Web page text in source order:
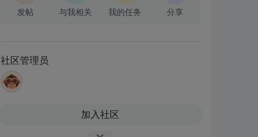
发帖 与我相关 我的任务 分享
社区管理员
加入社区